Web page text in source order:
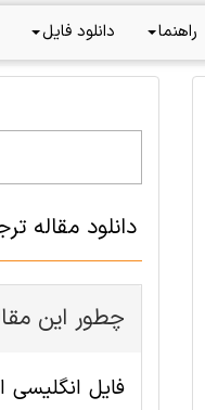
راهنما دانلود فایل
دانلود مقاله
چطور این